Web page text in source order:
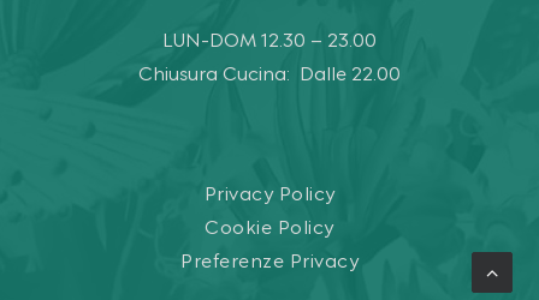
LUN-DOM 12.30 – 23.00
Chiusura Cucina: Dalle 22.00
Privacy Policy
Cookie Policy
Preferenze Privacy